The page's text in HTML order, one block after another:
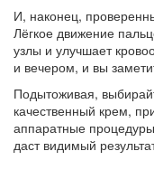
И, наконец,
Лёгкое движение
узлы и улучшает
и вечером, и вы
Подытоживая,
качественный крем,
аппаратные
даст видимый